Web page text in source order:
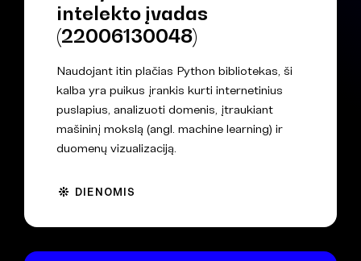
intelekto įvadas
(22006130048)
Naudojant itin plačias Python bibliotekas, ši
kalba yra puikus įrankis kurti internetinius
puslapius, analizuoti domenis, įtraukiant
mašininį mokslą (angl. machine learning) ir
duomenų vizualizaciją.
DIENOMIS